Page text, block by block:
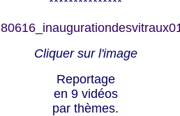
Cliquer sur l'image
Reportage
en 9 vidéos
par thèmes.